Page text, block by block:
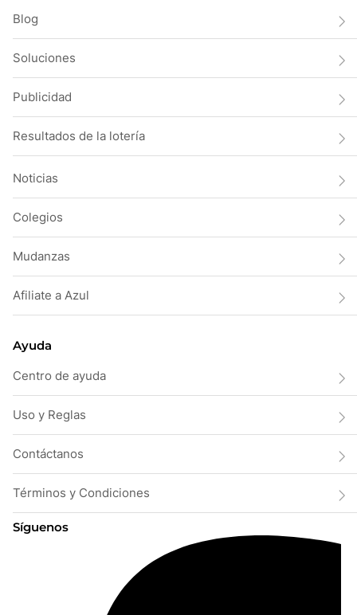
Blog
Soluciones
Publicidad
Resultados de la lotería
Noticias
Colegios
Mudanzas
Afiliate a Azul
Ayuda
Centro de ayuda
Uso y Reglas
Contáctanos
Términos y Condiciones
Síguenos